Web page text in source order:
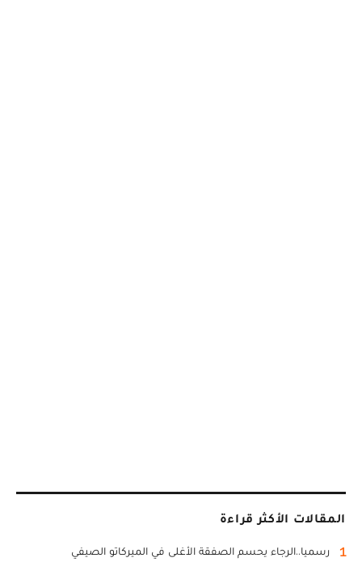
المقالات الأكثر قراءة
1 رسميا..الرجاء يحسم الصفقة الأغلى في الميركاتو الصيفي